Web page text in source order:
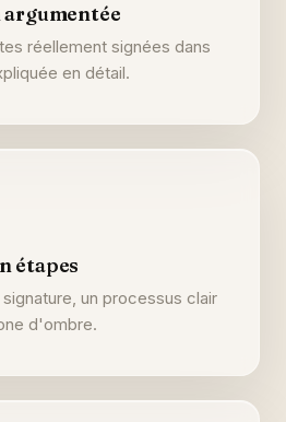
réellement signées dans
en détail.
étapes
un processus clair
d'ombre.